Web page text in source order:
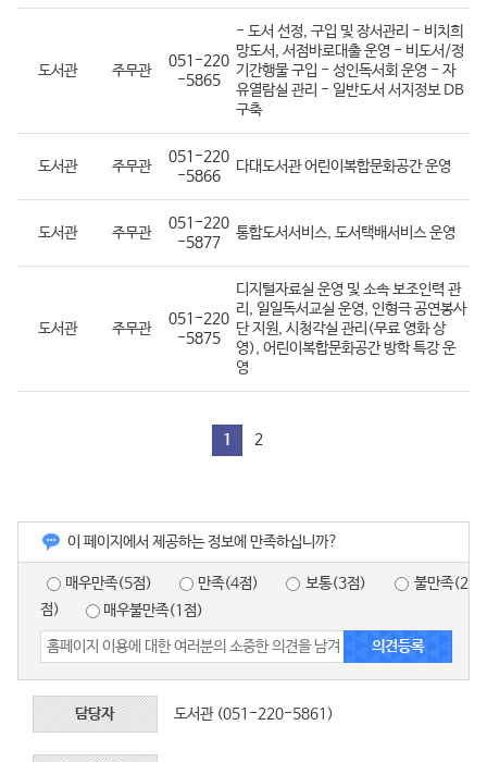
도서관 주무관
051-220
-5865
- 도서 선정, 구입 및 장서관리 - 비치희
망도서, 서점바로대출 운영 - 비도서/정
기간행물 구입 - 성인독서회 운영 - 자
유열람실 관리 - 일반도서 서지정보 DB
구축
도서관 주무관
051-220
-5866
다대도서관 어린이복합문화공간 운영
도서관 주무관
051-220
-5877
통합도서서비스, 도서택배서비스 운영
도서관 주무관
051-220
-5875
디지털자료실 운영 및 소속 보조인력 관
리, 일일독서교실 운영, 인형극 공연봉사
단 지원, 시청각실 관리(무료 영화 상
영), 어린이복합문화공간 방학 특강 운
영
1 2
이 페이지에서 제공하는 정보에 만족하십니까?
매우만족(5점) 만족(4점) 보통(3점)
점)
매우불만족(1점)
담당자 도서관 (051-220-5861)